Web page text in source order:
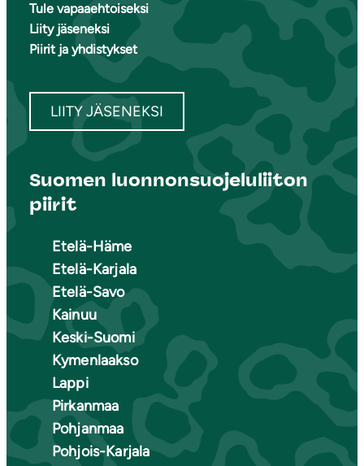
Tule vapaaehtoiseksi
Liity jäseneksi
Piirit ja yhdistykset
LIITY JÄSENEKSI
Suomen luonnonsuojeluliiton
piirit
Etelä-Häme
Etelä-Karjala
Etelä-Savo
Kainuu
Keski-Suomi
Kymenlaakso
Lappi
Pirkanmaa
Pohjanmaa
Pohjois-Karjala